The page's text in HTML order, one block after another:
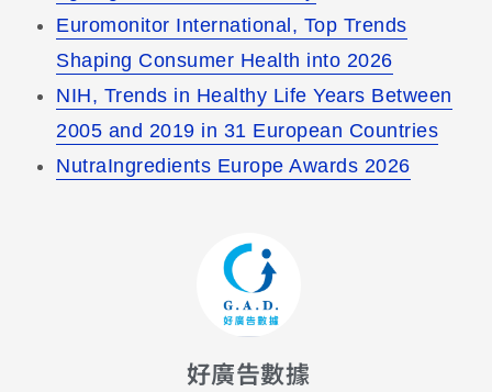
Euromonitor International, Top Trends
Shaping Consumer Health into 2026
NIH, Trends in Healthy Life Years Between
2005 and 2019 in 31 European Countries
NutraIngredients Europe Awards 2026
好廣告數據